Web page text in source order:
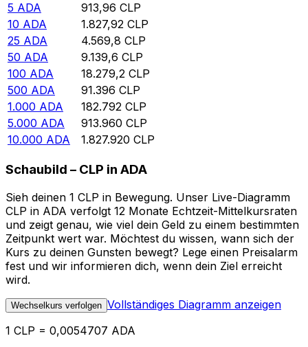
5 ADA 913,96 CLP
10 ADA 1.827,92 CLP
25 ADA 4.569,8 CLP
50 ADA 9.139,6 CLP
100 ADA 18.279,2 CLP
500 ADA 91.396 CLP
1.000 ADA 182.792 CLP
5.000 ADA 913.960 CLP
10.000 ADA 1.827.920 CLP
Schaubild – CLP in ADA
Sieh deinen 1 CLP in Bewegung. Unser Live-Diagramm
CLP in ADA verfolgt 12 Monate Echtzeit-Mittelkursraten
und zeigt genau, wie viel dein Geld zu einem bestimmten
Zeitpunkt wert war. Möchtest du wissen, wann sich der
Kurs zu deinen Gunsten bewegt? Lege einen Preisalarm
fest und wir informieren dich, wenn dein Ziel erreicht
wird.
Wechselkurs verfolgen Vollständiges Diagramm anzeigen
1 CLP = 0,0054707 ADA